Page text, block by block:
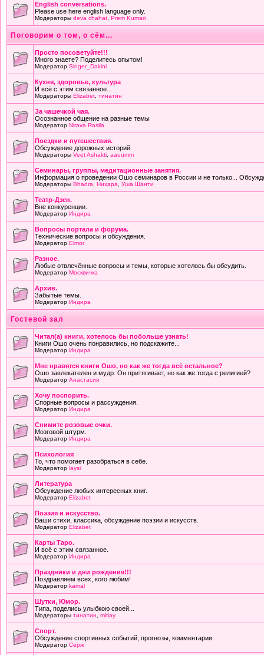
English conversations.
Please use here english language only.
Модераторы deva chahat Prem Kumari
Поговорим о том, о сём...
Просто посоветуйте!!!
Много знаете? Поделитесь опытом!
Модератор Singer_Dakini
Кухня, здоровье, культура
И всё с этим связанное...
Модераторы Elizabet тинатин
За чашечкой чая.
Осознанное общение на разные темы
Модератор Nirava Rasila
Поездки и путешествия.
Обсуждение дорожных историй.
Модераторы Veet Ashakti aauumm
Семинары, группы, медитационные занятия.
Информация о проведении Ошо семинаров в России и не только...
Модераторы Bhadra Нихара Уша Шанти
Театр-Дзен.
Вне конкуренции.
Модератор Индира
Вопросы портала и форума.
Технические вопросы и обсуждения.
Модератор Elmor
Разное.
Любые отвлечённые вопросы и темы, которые хотелось бы обсудить.
Модератор Москвичка
Архив.
Забытые темы.
Модератор Индира
Гостевой зал
Читал(а) книги, хотелось бы побольше узнать!
Книги Ошо очень понравились, но подскажите...
Модератор Индира
Мне нравятся книги Ошо, но как же тогда всё остальное?
Ошо завлекателен и мудр. Он притягивает, но как же тогда с религией?
Модератор Анастасия
Хочу поспорить.
Спорные вопросы и рассуждения.
Модератор Индира
Снимите розовые очки.
Мозговой штурм.
Модератор Индира
Психология
То, что помогает разобраться в себе.
Модератор laysi
Литература
Обсуждение любых интересных книг.
Модератор Elizabet
Поэзия и искусство.
Ваши стихи, классика, обсуждение поэзии и искусств.
Модератор Elizabet
Карты Таро.
И всё с этим связанное.
Модератор Индира
Праздники и дни рождения!!!
Поздравляем всех, кого любим!
Модератор kamal
Шутки, Юмор.
Типа, поделись улыбкою своей...
Модераторы тинатин mitiay
Cпорт.
Обсуждение спортивных событий, прогнозы, комментарии.
Модератор Серж